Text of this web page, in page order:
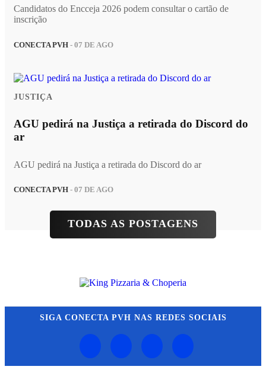
Candidatos do Encceja 2026 podem consultar o cartão de
inscrição
CONECTA PVH - 07 DE AGO
JUSTIÇA
AGU pedirá na Justiça a retirada do Discord do
ar
AGU pedirá na Justiça a retirada do Discord do ar
CONECTA PVH - 07 DE AGO
TODAS AS POSTAGENS
SIGA CONECTA PVH NAS REDES SOCIAIS